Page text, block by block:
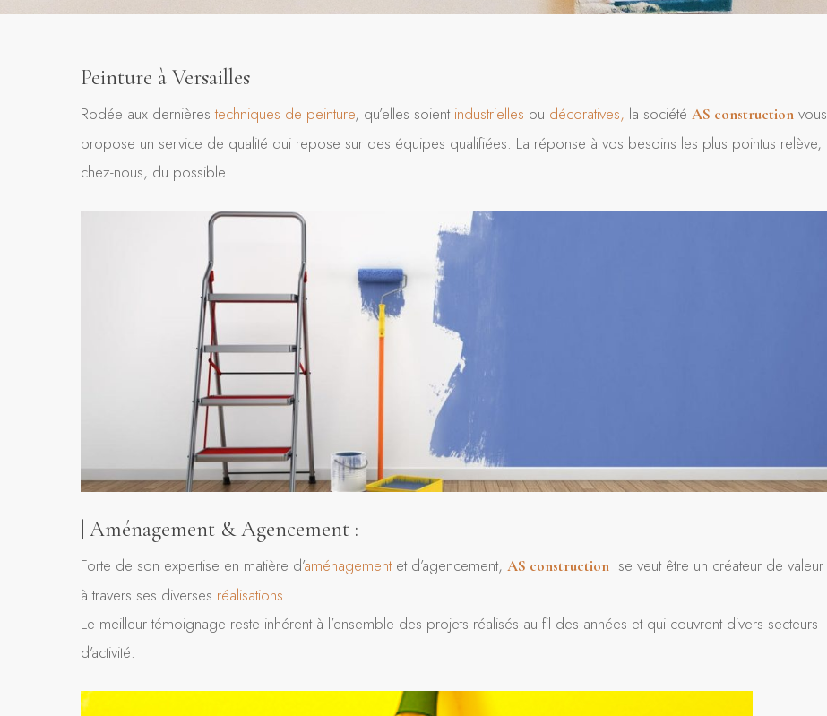
Peinture à Versailles
Rodée aux dernièrestechniques de peinture, qu’elles soient industrielles ou décoratives, la société AS construction vous
propose un service de qualité qui repose sur des équipes qualifiées. La réponse à vos besoins les plus pointus relève,
chez-nous, du possible.
| Aménagement & Agencement :
Forte de son expertise en matière d’aménagementet d’agencement, AS construction se veut être un créateur de valeur
à travers ses diverses réalisations.
Le meilleur témoignage reste inhérent à l’ensemble des projets réalisés au fil des années et qui couvrent divers secteurs
d’activité.